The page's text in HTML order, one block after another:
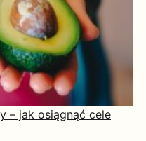
– jak osiągnąć cele